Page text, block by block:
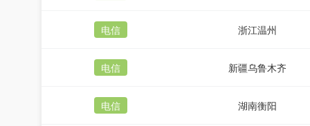
电信 浙江温州
电信 新疆乌鲁木齐
电信 湖南衡阳